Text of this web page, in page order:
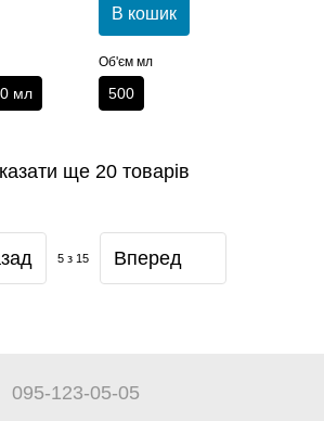
мл
В кошик
Об'єм мл
500
ще 20 товарів
5 з 15 Вперед
095-123-05-05